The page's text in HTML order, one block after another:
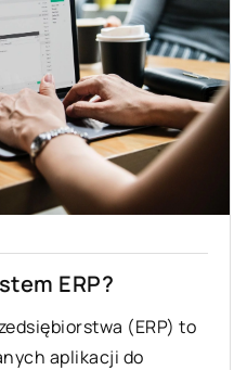
ERP?
(ERP) to
aplikacji do